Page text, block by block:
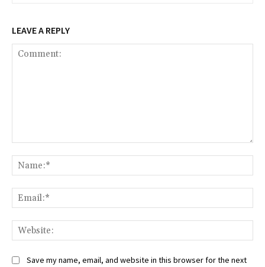
LEAVE A REPLY
Save my name, email, and website in this browser for the next